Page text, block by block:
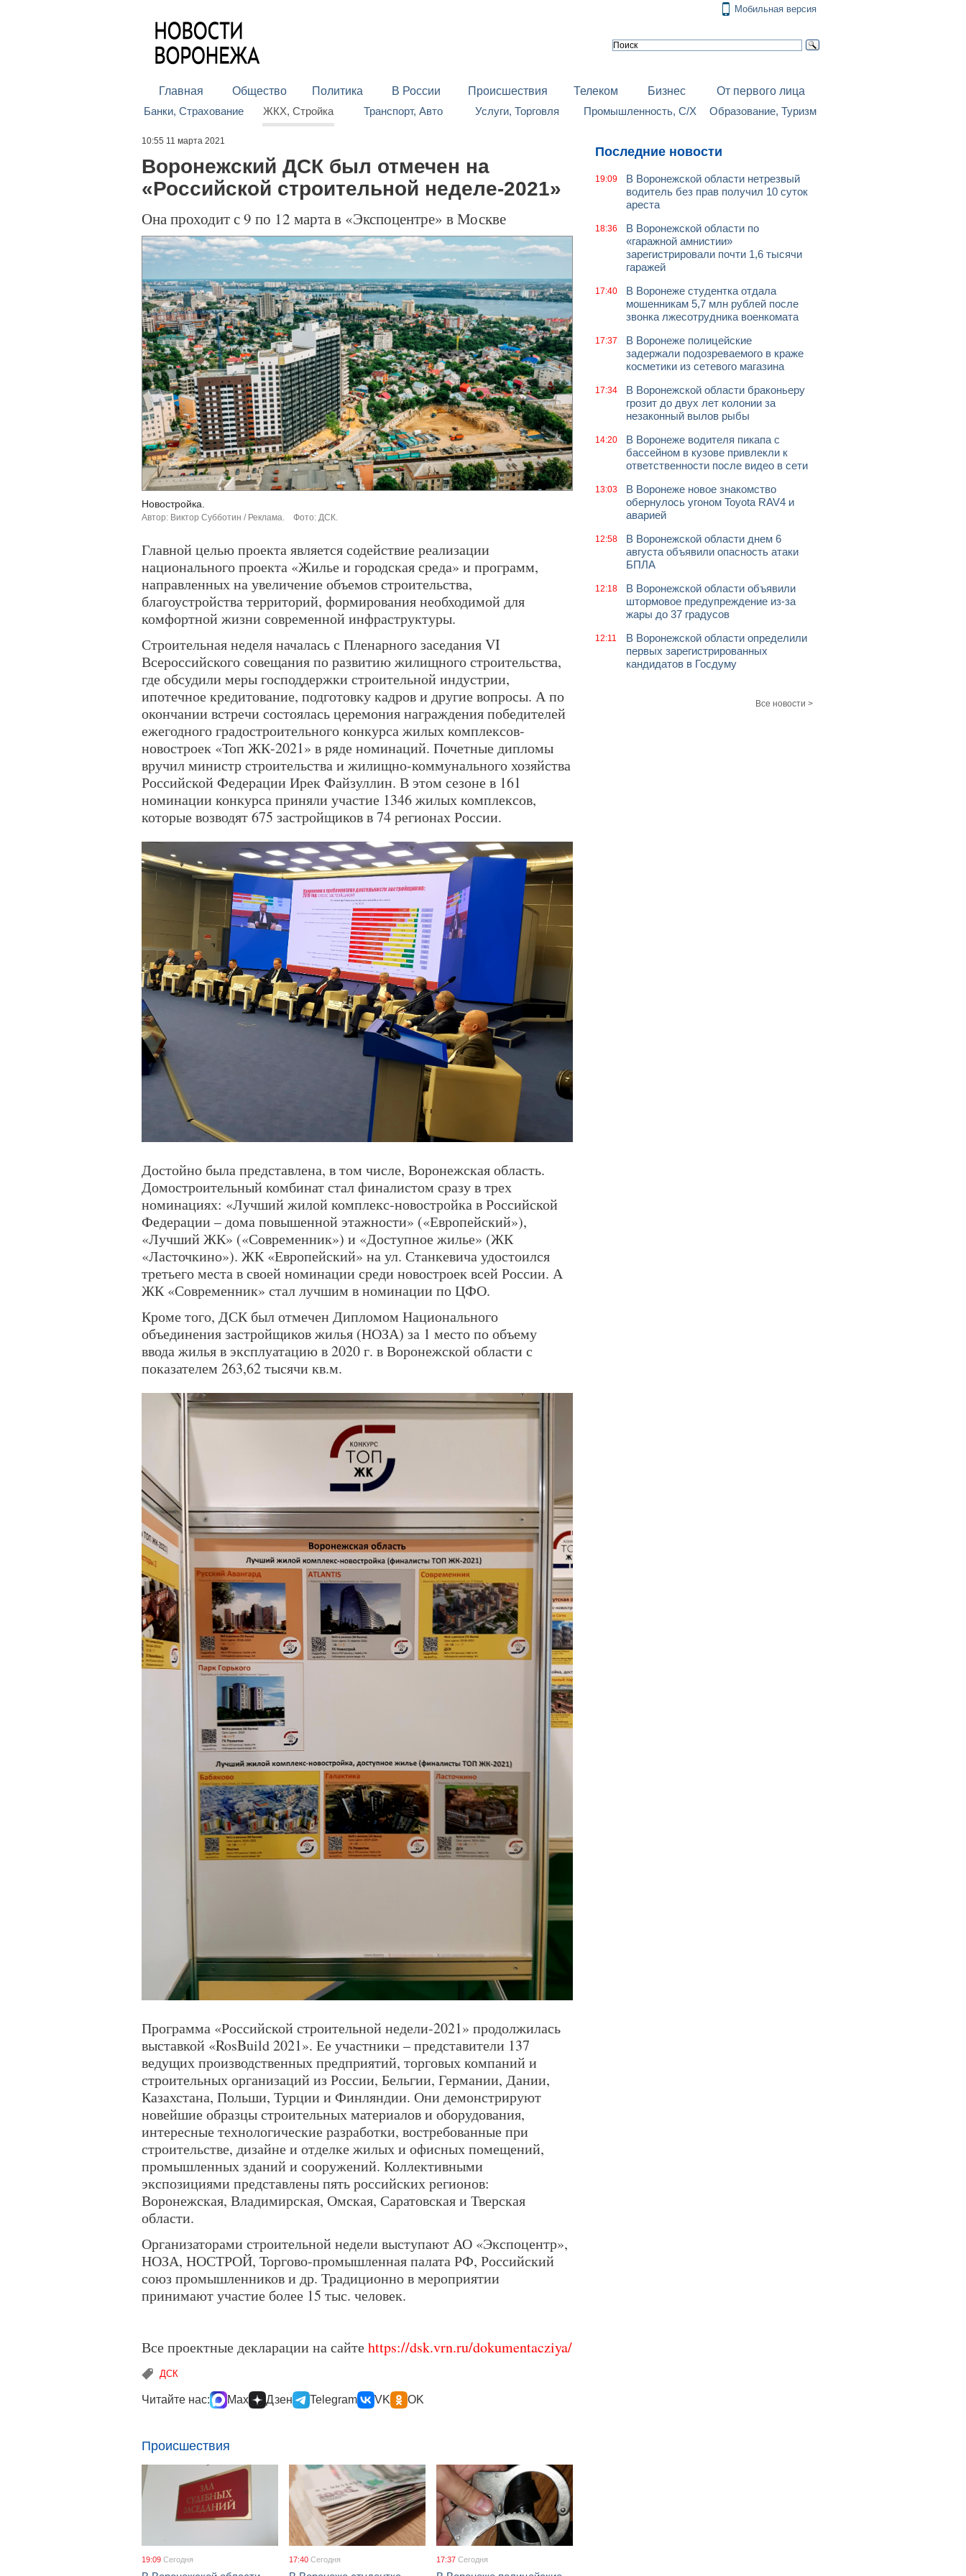
Мобильная версия
Главная Общество Политика В России Происшествия Телеком Бизнес
От первого лица
Банки, Страхование
ЖКХ, Стройка Транспорт, Авто Услуги, Торговля Промышленность, С/Х Образование, Туризм
10:55 11 марта 2021
Воронежский ДСК был отмечен на
«Российской строительной неделе-2021»
Она проходит с 9 по 12 марта в «Экспоцентре» в Москве
Новостройка.
Автор: Виктор Субботин / Реклама. Фото: ДСК.
Главной целью проекта является содействие реализации
национального проекта «Жилье и городская среда» и программ,
направленных на увеличение объемов строительства,
благоустройства территорий, формирования необходимой для
комфортной жизни современной инфраструктуры.
Строительная неделя началась с Пленарного заседания VI
Всероссийского совещания по развитию жилищного строительства,
где обсудили меры господдержки строительной индустрии,
ипотечное кредитование, подготовку кадров и другие вопросы. А по
окончании встречи состоялась церемония награждения победителей
ежегодного градостроительного конкурса жилых комплексов-
новостроек «Топ ЖК-2021» в ряде номинаций. Почетные дипломы
вручил министр строительства и жилищно-коммунального хозяйства
Российской Федерации Ирек Файзуллин. В этом сезоне в 161
номинации конкурса приняли участие 1346 жилых комплексов,
которые возводят 675 застройщиков в 74 регионах России.
Достойно была представлена, в том числе, Воронежская область.
Домостроительный комбинат стал финалистом сразу в трех
номинациях: «Лучший жилой комплекс-новостройка в Российской
Федерации – дома повышенной этажности» («Европейский»),
«Лучший ЖК» («Современник») и «Доступное жилье» (ЖК
«Ласточкино»). ЖК «Европейский» на ул. Станкевича удостоился
третьего места в своей номинации среди новостроек всей России. А
ЖК «Современник» стал лучшим в номинации по ЦФО.
Кроме того, ДСК был отмечен Дипломом Национального
объединения застройщиков жилья (НОЗА) за 1 место по объему
ввода жилья в эксплуатацию в 2020 г. в Воронежской области с
показателем 263,62 тысячи кв.м.
Программа «Российской строительной недели-2021» продолжилась
выставкой «RosBuild 2021». Ее участники – представители 137
ведущих производственных предприятий, торговых компаний и
строительных организаций из России, Бельгии, Германии, Дании,
Казахстана, Польши, Турции и Финляндии. Они демонстрируют
новейшие образцы строительных материалов и оборудования,
интересные технологические разработки, востребованные при
строительстве, дизайне и отделке жилых и офисных помещений,
промышленных зданий и сооружений. Коллективными
экспозициями представлены пять российских регионов:
Воронежская, Владимирская, Омская, Саратовская и Тверская
области.
Организаторами строительной недели выступают АО «Экспоцентр»,
НОЗА, НОСТРОЙ, Торгово-промышленная палата РФ, Российский
союз промышленников и др. Традиционно в мероприятии
принимают участие более 15 тыс. человек.
Все проектные декларации на сайтеhttps://dsk.vrn.ru/dokumentacziya/
ДСК
Читайте нас: Max Дзен Telegram VK OK
Происшествия
19:09 Сегодня 17:40 Сегодня 17:37 Сегодня
Последние новости
19:09
В Воронежской области нетрезвый
водитель без прав получил 10 суток
ареста
18:36
В Воронежской области по
«гаражной амнистии»
зарегистрировали почти 1,6 тысячи
гаражей
17:40
В Воронеже студентка отдала
мошенникам 5,7 млн рублей после
звонка лжесотрудника военкомата
17:37
В Воронеже полицейские
задержали подозреваемого в краже
косметики из сетевого магазина
17:34
В Воронежской области браконьеру
грозит до двух лет колонии за
незаконный вылов рыбы
14:20
В Воронеже водителя пикапа с
бассейном в кузове привлекли к
ответственности после видео в сети
13:03
В Воронеже новое знакомство
обернулось угоном Toyota RAV4 и
аварией
12:58
В Воронежской области днем 6
августа объявили опасность атаки
БПЛА
12:18
В Воронежской области объявили
штормовое предупреждение из-за
жары до 37 градусов
12:11
В Воронежской области определили
первых зарегистрированных
кандидатов в Госдуму
Все новости >